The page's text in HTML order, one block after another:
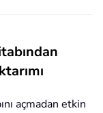
açmadan etkin